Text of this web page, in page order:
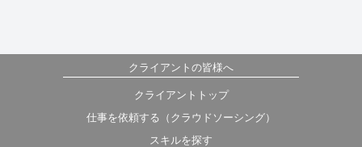
クライアントの皆様へ
クライアントトップ
仕事を依頼する（クラウドソーシング）
スキルを探す